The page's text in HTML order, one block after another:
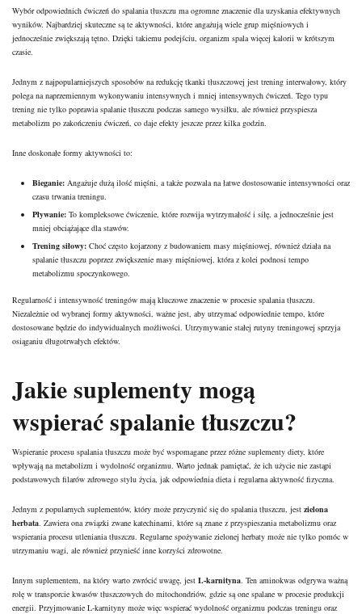
Wybór odpowiednich ćwiczeń do spalania tłuszczu ma ogromne znaczenie dla uzyskania efektywnych
wyników. Najbardziej skuteczne są te aktywności, które angażują wiele grup mięśniowych i
jednocześnie zwiększają tętno. Dzięki takiemu podejściu, organizm spala więcej kalorii w krótszym
czasie.
Jednym z najpopularniejszych sposobów na redukcję tkanki tłuszczowej jest trening interwałowy, który
polega na naprzemiennym wykonywaniu intensywnych i mniej intensywnych ćwiczeń. Tego typu
trening nie tylko poprawia spalanie tłuszczu podczas samego wysiłku, ale również przyspiesza
metabolizm po zakończeniu ćwiczeń, co daje efekty jeszcze przez kilka godzin.
Inne doskonałe formy aktywności to:
Bieganie: Angażuje dużą ilość mięśni, a także pozwala na łatwe dostosowanie intensywności oraz
czasu trwania treningu.
Pływanie: To kompleksowe ćwiczenie, które rozwija wytrzymałość i siłę, a jednocześnie jest
mniej obciążające dla stawów.
Trening siłowy: Choć często kojarzony z budowaniem masy mięśniowej, również działa na
spalanie tłuszczu poprzez zwiększenie masy mięśniowej, która z kolei podnosi tempo
metabolizmu spoczynkowego.
Regularność i intensywność treningów mają kluczowe znaczenie w procesie spalania tłuszczu.
Niezależnie od wybranej formy aktywności, ważne jest, aby utrzymać odpowiednie tempo, które
dostosowane będzie do indywidualnych możliwości. Utrzymywanie stałej rutyny treningowej sprzyja
osiąganiu długotrwałych efektów.
Jakie suplementy mogą
wspierać spalanie tłuszczu?
Wspieranie procesu spalania tłuszczu może być wspomagane przez różne suplementy diety, które
wpływają na metabolizm i wydolność organizmu. Warto jednak pamiętać, że ich użycie nie zastąpi
podstawowych filarów zdrowego stylu życia, jak odpowiednia dieta i regularna aktywność fizyczna.
Jednym z popularnych suplementów, który może przyczynić się do spalania tłuszczu, jest zielona
herbata . Zawiera ona związki zwane katechinami, które są znane z przyspieszania metabolizmu oraz
wspierania procesu utleniania tłuszczu. Regularne spożywanie zielonej herbaty może nie tylko pomóc w
utrzymaniu wagi, ale również przynieść inne korzyści zdrowotne.
Innym suplementem, na który warto zwrócić uwagę, jest L-karnityna . Ten aminokwas odgrywa ważną
rolę w transporcie kwasów tłuszczowych do mitochondriów, gdzie są one spalane w procesie produkcji
energii. Przyjmowanie L-karnityny może więc wspierać wydolność organizmu podczas treningu oraz